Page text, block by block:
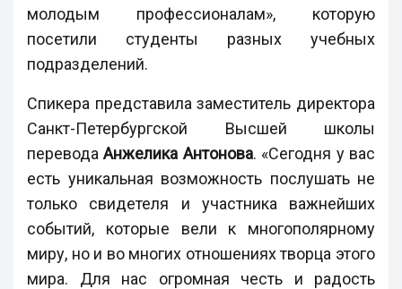
молодым профессионалам», которую
посетили студенты разных учебных
подразделений.
Спикера представила заместитель директора
Санкт-Петербургской Высшей школы
переводаАнжелика Антонова. «Сегодня у вас
есть уникальная возможность послушать не
только свидетеля и участника важнейших
событий, которые вели к многополярному
миру, но и во многих отношениях творца этого
мира. Для нас огромная честь и радость